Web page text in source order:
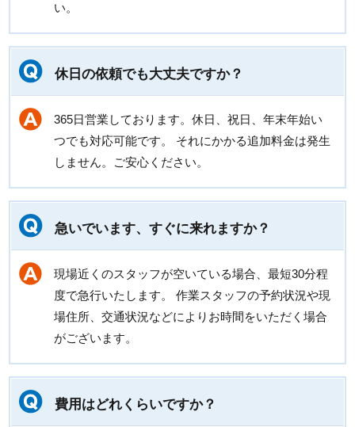
い。
休日の依頼でも大丈夫ですか？
365日営業しております。休日、祝日、年末年始い
つでも対応可能です。 それにかかる追加料金は発生
しません。ご安心ください。
急いでいます、すぐに来れますか？
現場近くのスタッフが空いている場合、最短30分程
度で急行いたします。 作業スタッフの予約状況や現
場住所、交通状況などによりお時間をいただく場合
がございます。
費用はどれくらいですか？